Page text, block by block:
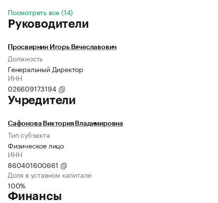
Посмотреть все (14)
Руководители
Просвирнин Игорь Вячеславович
Должность
Генеральный Директор
ИНН
026609173194
Учредители
Сафонова Виктория Владимировна
Тип субъекта
Физическое лицо
ИНН
860401600661
Доля в уставном капитале
100%
Финансы